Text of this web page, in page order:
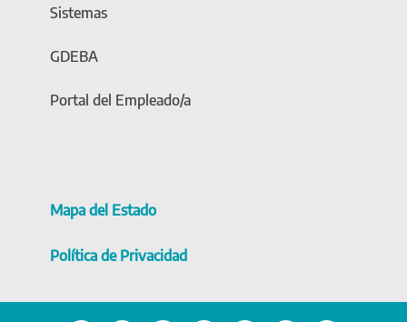
Sistemas
GDEBA
Portal del Empleado/a
Mapa del Estado
Política de Privacidad